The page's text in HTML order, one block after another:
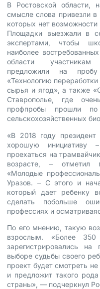
В Ростовской области,
смысле слова привезли
которых нет
Площадки выезжали в
экспертами, чтобы
наиболее
области участникам
предложили на
«Технологию
сырья и ягод», а также
Ставрополье, где
профпробы прошли
сельскохозяйственных
«В 2018 году
хорошую инициативу
проехаться на
возрасте, – отметил
«Молодые
Уразов. – С этого и
который дает ребенку
сделать побольше
профессиях и
По его мнению, такую
взрослым. «Более
зарегистрировались
выборе судьбы своего
проект будет смотреть
и предложит такого
страны», — подчеркнул